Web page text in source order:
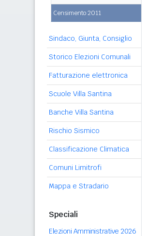
Censimento 2011
Sindaco, Giunta, Consiglio
Storico Elezioni Comunali
Fatturazione elettronica
Scuole Villa Santina
Banche Villa Santina
Rischio Sismico
Classificazione Climatica
Comuni Limitrofi
Mappa e Stradario
Speciali
Elezioni Amministrative 2026